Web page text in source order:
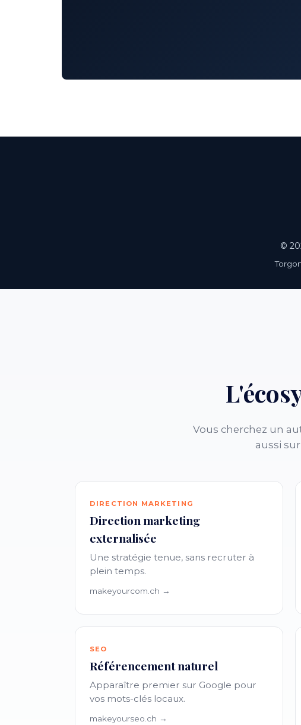
©
Vous cherchez un
aussi
DIRECTION MARKETING
Direction marketing
externalisée
Une stratégie tenue, sans recruter à
plein temps.
makeyourcom.ch →
SEO
Référencement naturel
Apparaître premier sur Google pour
vos mots-clés locaux.
makeyourseo.ch →